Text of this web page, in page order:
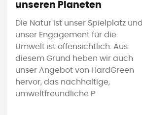
unseren Planeten
Die Natur ist unser Spielplatz und
unser Engagement für die
Umwelt ist offensichtlich. Aus
diesem Grund heben wir auch
unser Angebot von HardGreen
hervor, das nachhaltige,
umweltfreundliche P